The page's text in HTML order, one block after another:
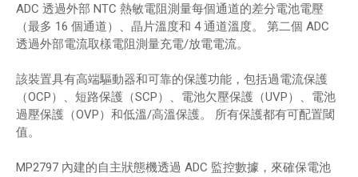
ADC 透過外部 NTC 熱敏電阻測量每個通道的差分電池電壓
（最多 16 個通道）、晶片溫度和 4 通道溫度。 第二個 ADC
透過外部電流取樣電阻測量充電/放電電流。
該裝置具有高端驅動器和可靠的保護功能，包括過電流保護
（OCP）、短路保護（SCP）、電池欠壓保護（UVP）、電池
過壓保護（OVP）和低溫/高溫保護。 所有保護都有可配置閾
值。
MP2797 內建的自主狀態機透過 ADC 監控數據，來確保電池